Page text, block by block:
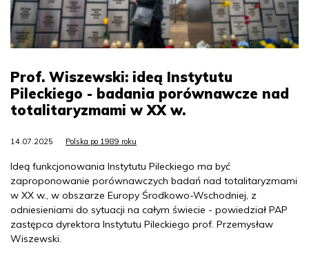
Prof. Wiszewski: ideą Instytutu
Pileckiego - badania porównawcze nad
totalitaryzmami w XX w.
14.07.2025 Polska po 1989 roku
Ideą funkcjonowania Instytutu Pileckiego ma być
zaproponowanie porównawczych badań nad totalitaryzmami
w XX w., w obszarze Europy Środkowo-Wschodniej, z
odniesieniami do sytuacji na całym świecie - powiedział PAP
zastępca dyrektora Instytutu Pileckiego prof. Przemysław
Wiszewski.